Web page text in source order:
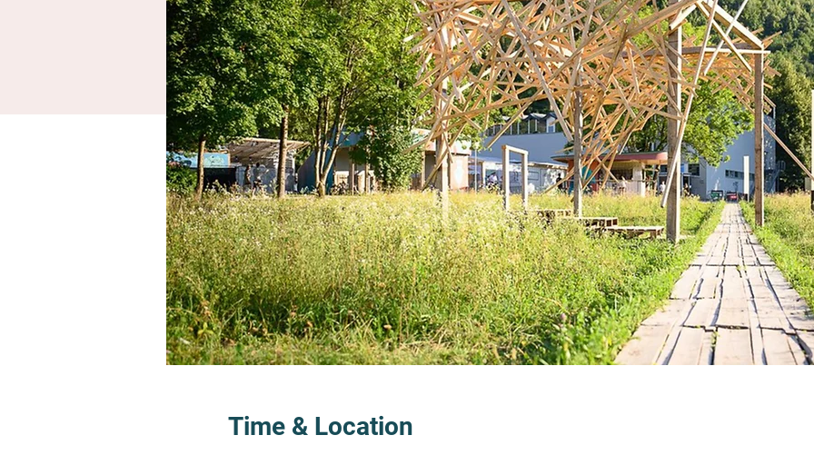
Time & Location